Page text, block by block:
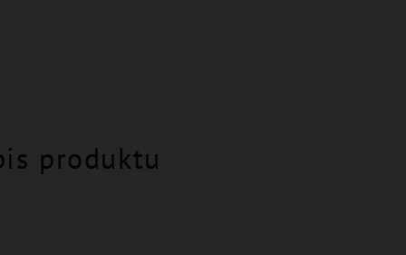
produktu